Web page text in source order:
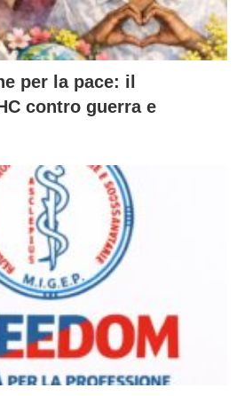
per la pace: il
contro guerra e